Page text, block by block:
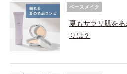
ベースメイク
夏もサラリ肌を
りは？